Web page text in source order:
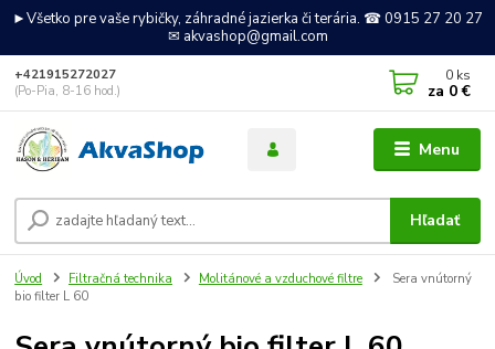
►Všetko pre vaše rybičky, záhradné jazierka či terária. ☎ 0915 27 20 27
✉ akvashop@gmail.com
Menu
Hľadať
+421915272027
(Po-Pia, 8-16 hod.)
0 ks
za 0 €
Úvod Filtračná technika Molitánové a vzduchové filtre
Sera vnútorný
bio filter L 60